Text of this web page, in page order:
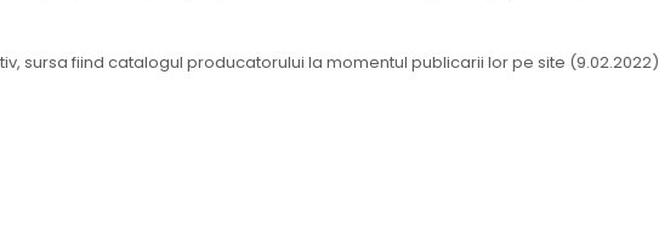
sursa fiind catalogul producatorului la momentul publicarii lor pe site (9.02.2022)